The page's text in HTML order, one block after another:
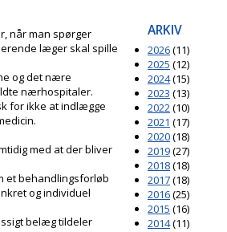
når man spørger
læger skal spille
og det nære
nærhospitaler.
for ikke at indlægge
med at der bliver
et behandlingsforløb
og individuel
belæg tildeler
ARKIV
2026(11)
2025 (12)
2024(15)
2023 (13)
2022(10)
2021 (17)
2020(18)
2019(27)
2018(18)
2017(18)
2016(25)
2015 (16)
2014(11)